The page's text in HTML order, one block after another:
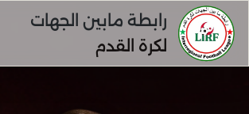
رابطة مابين الجهات
لكرة القدم